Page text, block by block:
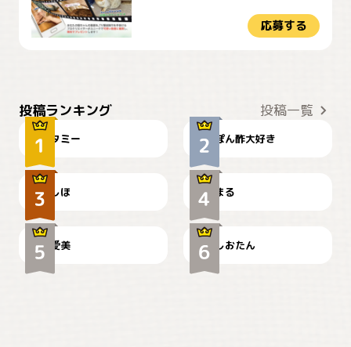
応募する
投稿ランキング 投稿一覧
タミー ぽん酢大好き
お弁当になりたいにゃ😽
しほ
🤦‍♀️
まる
かわいい毛玉つき
爱美
暑い日が続くにゃ
しおたん